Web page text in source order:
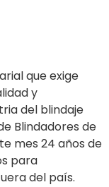
que exige
y
del blindaje
Blindadores de
mes 24 años de
para
del país.